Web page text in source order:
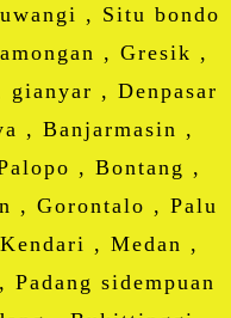
, Situ bondo
, Gresik ,
, Denpasar
, Banjarmasin ,
, Bontang ,
, Gorontalo , Palu
, Medan ,
sidempuan